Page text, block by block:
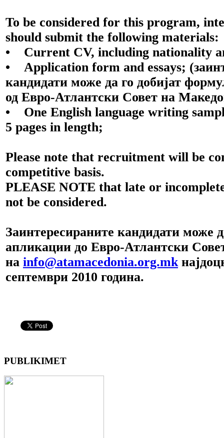
To be considered for this program,
should submit the following materials:
• Current CV, including nationality
• Application form and essays;
кандидати може да го добијат
од Евро-Атлантски Совет на
• One English language writing
5 pages in length;
Please note that recruitment will be
competitive basis.
PLEASE NOTE that late or
not be considered.
Заинтересираните кандидати може
апликации до Евро-Атлантски
на info@atamacedonia.org.mk
септември 2010 година.
PUBLIKIMET